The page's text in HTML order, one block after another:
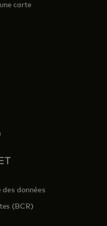
carte
dans un nouvel onglet
données
(BCR)